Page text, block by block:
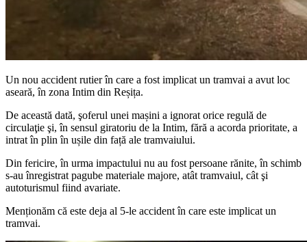
Un nou accident rutier în care a fost implicat un tramvai a avut loc
aseară, în zona Intim din Reșița.
De această dată, şoferul unei mașini a ignorat orice regulă de
circulaţie şi, în sensul giratoriu de la Intim, fără a acorda prioritate, a
intrat în plin în ușile din față ale tramvaiului.
Din fericire, în urma impactului nu au fost persoane rănite, în schimb
s-au înregistrat pagube materiale majore, atât tramvaiul, cât şi
autoturismul fiind avariate.
Menționăm că este deja al 5-le accident în care este implicat un
tramvai.